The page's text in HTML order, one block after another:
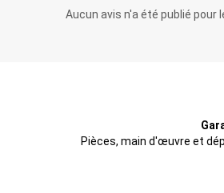
Aucun avis n'a été publié pour
Pièces, main d'œuvre et